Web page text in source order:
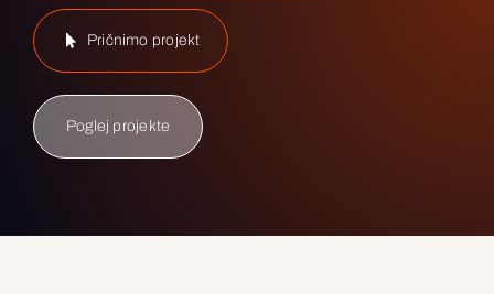
Pričnimo projekt
Poglej projekte